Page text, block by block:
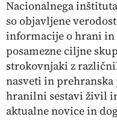
Nacionalnega
so objavljene
informacije o hrani in
posamezne ciljne
strokovnjaki z
nasveti in
hranilni sestavi živil
aktualne novice in